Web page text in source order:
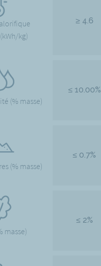
kg)
≥ 4.6
(% masse)
≤ 10.00%
(% masse)
≤ 0.7%
masse)
≤ 2%